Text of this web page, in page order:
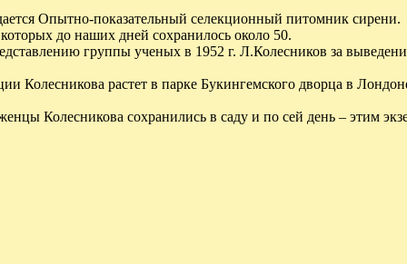
Опытно-показательный селекционный питомник сирени.
до наших дней сохранилось около 50.
группы ученых в 1952 г. Л.Колесников за
Колесникова растет в парке Букингемского дворца в
Колесникова сохранились в саду и по сей день – этим